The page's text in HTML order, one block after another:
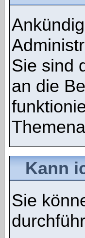
Sie sind
an die
Kann
Sie